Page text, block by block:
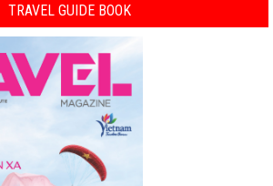
TRAVEL GUIDE BOOK